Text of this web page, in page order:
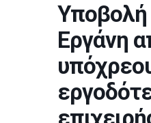
Υποβολή
Εργάνη